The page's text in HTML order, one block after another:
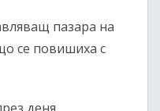
пазара на
се повишиха с